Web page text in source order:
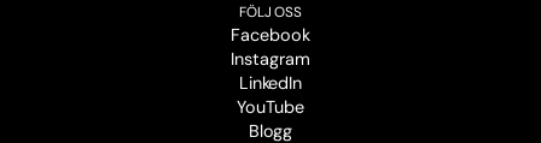
FÖLJ OSS
Facebook
Instagram
LinkedIn
YouTube
Blogg